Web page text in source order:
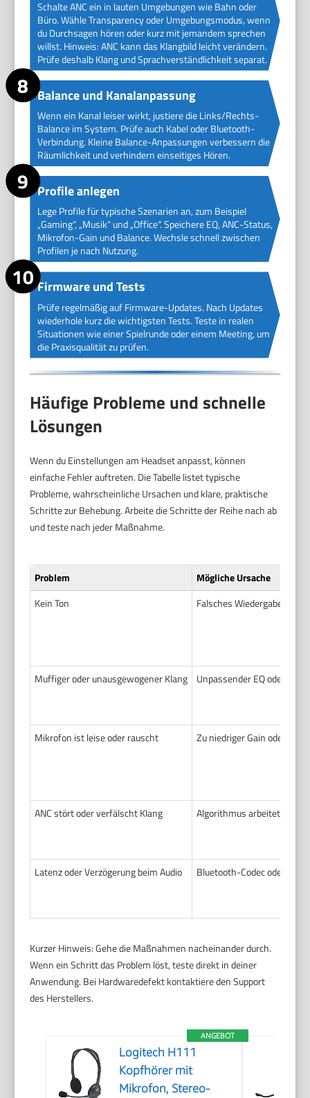
Schalte ANC ein in lauten Umgebungen wie Bahn oder
Büro. Wähle Transparency oder Umgebungsmodus, wenn
du Durchsagen hören oder kurz mit jemandem sprechen
willst. Hinweis: ANC kann das Klangbild leicht verändern.
Prüfe deshalb Klang und Sprachverständlichkeit separat.
Balance und Kanalanpassung
Wenn ein Kanal leiser wirkt, justiere die Links/Rechts-
Balance im System. Prüfe auch Kabel oder Bluetooth-
Verbindung. Kleine Balance-Anpassungen verbessern die
Räumlichkeit und verhindern einseitiges Hören.
Profile anlegen
Lege Profile für typische Szenarien an, zum Beispiel
„Gaming“, „Musik“ und „Office“. Speichere EQ, ANC-Status,
Mikrofon-Gain und Balance. Wechsle schnell zwischen
Profilen je nach Nutzung.
Firmware und Tests
Prüfe regelmäßig auf Firmware-Updates. Nach Updates
wiederhole kurz die wichtigsten Tests. Teste in realen
Situationen wie einer Spielrunde oder einem Meeting, um
die Praxisqualität zu prüfen.
Häufige Probleme und schnelle
Lösungen
Wenn du Einstellungen am Headset anpasst, können
einfache Fehler auftreten. Die Tabelle listet typische
Probleme, wahrscheinliche Ursachen und klare, praktische
Schritte zur Behebung. Arbeite die Schritte der Reihe nach ab
und teste nach jeder Maßnahme.
Problem
Mögliche Ursache
Kein Ton
Falsches
Muffiger oder unausgewogener Klang Unpassender EQ oder
Mikrofon ist leise oder rauscht Zu niedriger Gain oder zu
ANC stört oder verfälscht Klang Algorithmus arbeitet in
Latenz oder Verzögerung beim Audio Bluetooth-Codec oder
Kurzer Hinweis: Gehe die Maßnahmen nacheinander durch.
Wenn ein Schritt das Problem löst, teste direkt in deiner
Anwendung. Bei Hardwaredefekt kontaktiere den Support
des Herstellers.
ANGEBOT
Logitech H111
Kopfhörer mit
Mikrofon, Stereo-